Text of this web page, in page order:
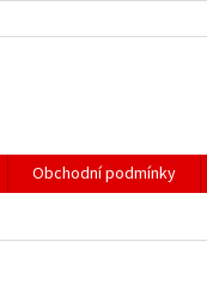
Obchodní podmínky